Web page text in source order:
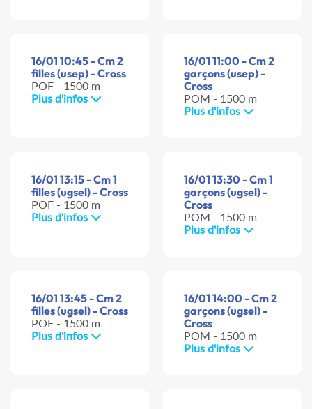
16/01 10:45 - Cm 2
filles (usep) - Cross
POF - 1500 m
Plus d'infos
16/01 11:00 - Cm 2
garçons (usep) -
Cross
POM - 1500 m
Plus d'infos
16/01 13:15 - Cm 1
filles (ugsel) - Cross
POF - 1500 m
Plus d'infos
16/01 13:30 - Cm 1
garçons (ugsel) -
Cross
POM - 1500 m
Plus d'infos
16/01 13:45 - Cm 2
filles (ugsel) - Cross
POF - 1500 m
Plus d'infos
16/01 14:00 - Cm 2
garçons (ugsel) -
Cross
POM - 1500 m
Plus d'infos